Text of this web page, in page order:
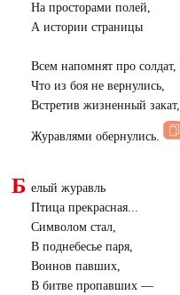
На просторами полей,
А истории страницы
Всем напомнят про солдат,
Что из боя не вернулись,
Встретив жизненный закат,
Журавлями обернулись.
Б елый журавль
Птица прекрасная...
Символом стал,
В поднебесье паря,
Воинов павших,
В битве пропавших —